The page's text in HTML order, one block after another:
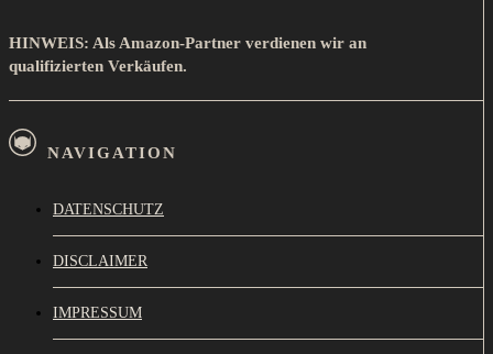
HINWEIS: Als Amazon-Partner verdienen wir an
qualifizierten Verkäufen.
NAVIGATION
DATENSCHUTZ
DISCLAIMER
IMPRESSUM